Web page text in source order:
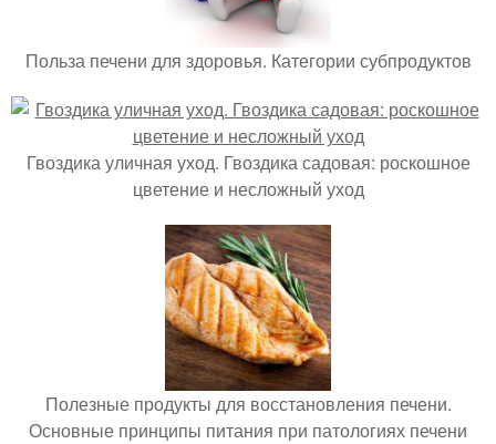
Польза печени для здоровья. Категории субпродуктов
Гвоздика уличная уход. Гвоздика садовая: роскошное
цветение и несложный уход
Полезные продукты для восстановления печени.
Основные принципы питания при патологиях печени